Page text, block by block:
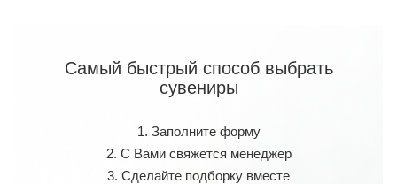
Самый быстрый способ выбрать
сувениры
1. Заполните форму
2. С Вами свяжется менеджер
3. Сделайте подборку вместе